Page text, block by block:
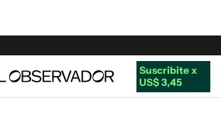
Suscribite x
US$ 3,45